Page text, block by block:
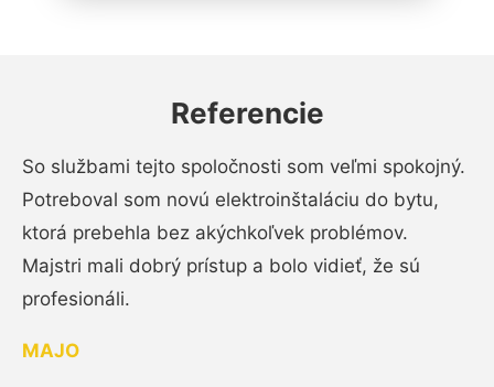
Referencie
So službami tejto spoločnosti som veľmi spokojný.
Potreboval som novú elektroinštaláciu do bytu,
ktorá prebehla bez akýchkoľvek problémov.
Majstri mali dobrý prístup a bolo vidieť, že sú
profesionáli.
MAJO